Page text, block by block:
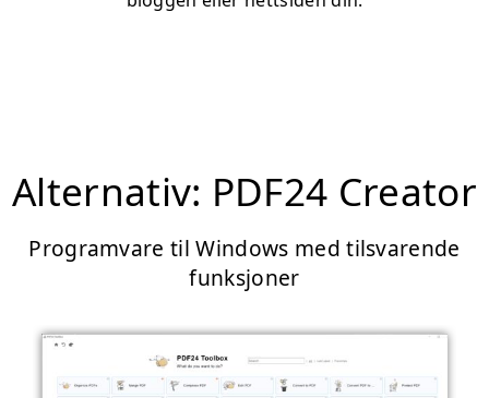
Alternativ: PDF24 Creator
Programvare til Windows med tilsvarende
funksjoner